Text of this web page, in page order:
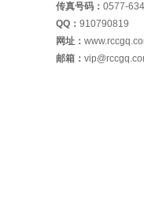
传真号码： 0577-
QQ： 910790819
网址：
邮箱：